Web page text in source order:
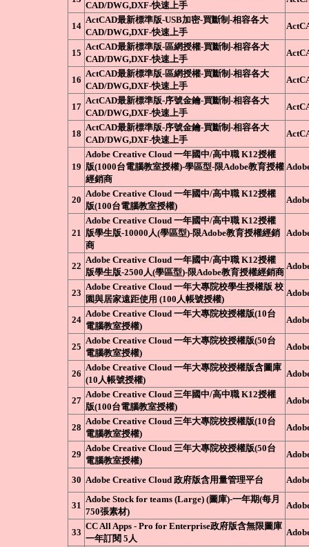
CAD/DWG,DXF-快速上手
14
ActCAD最新標準版-USB加密-買斷制-相容各大
CAD/DWG,DXF-快速上手
15
ActCAD最新標準版-區網授權-買斷制-相容各大
CAD/DWG,DXF-快速上手
16
ActCAD最新標準版-區網授權-買斷制-相容各大
CAD/DWG,DXF-快速上手
17
ActCAD最新標準版-序號金鑰-買斷制-相容各大
CAD/DWG,DXF-快速上手
18
ActCAD最新標準版-序號金鑰-買斷制-相容各大
CAD/DWG,DXF-快速上手
19
Adobe Creative Cloud 一年國中/高中職 K12授權
版(1000台電腦教室授權)-學區型-限Adobe教育授權
經銷商
20
Adobe Creative Cloud 一年國中/高中職 K12授權
版(100台電腦教室授權)
21
Adobe Creative Cloud 一年國中/高中職 K12授權
版學生版-10000人(學區型)-限Adobe教育授權經銷
商
22
Adobe Creative Cloud 一年國中/高中職 K12授權
版學生版-2500人(學區型)-限Adobe教育授權經銷商
23
Adobe Creative Cloud 一年大專院校學生授權版 校
園與居家遠距使用 (100人帳號授權)
24
Adobe Creative Cloud 一年大專院校授權版(10台
電腦教室授權)
25
Adobe Creative Cloud 一年大專院校授權版(50台
電腦教室授權)
26
Adobe Creative Cloud 一年大專院校授權版含圖庫
(10人帳號授權)
27
Adobe Creative Cloud 三年國中/高中職 K12授權
版(100台電腦教室授權)
28
Adobe Creative Cloud 三年大專院校授權版(10台
電腦教室授權)
29
Adobe Creative Cloud 三年大專院校授權版(50台
電腦教室授權)
30 Adobe Creative Cloud 政府版含用量管理平台
31
Adobe Stock for teams (Large) (圖庫)-一年期(每月
750張素材)
33
CC All Apps - Pro for Enterprise政府版含無限圖庫
一年訂閱 5人